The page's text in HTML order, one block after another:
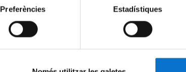
Preferències Estadístiques